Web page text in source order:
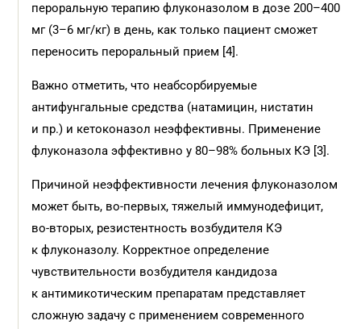
пероральную терапию флуконазолом в дозе 200–400
мг (3–6 мг/кг) в день, как только пациент сможет
переносить пероральный прием [4].
Важно отметить, что неабсорбируемые
антифунгальные средства (натамицин, нистатин
и пр.) и кетоконазол неэффективны. Применение
флуконазола эффективно у 80–98% больных КЭ [3].
Причиной неэффективности лечения флуконазолом
может быть, во-первых, тяжелый иммунодефицит,
во-вторых, резистентность возбудителя КЭ
к флуконазолу. Корректное определение
чувствительности возбудителя кандидоза
к антимикотическим препаратам представляет
сложную задачу с применением современного